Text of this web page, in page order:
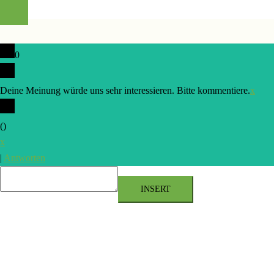
0
Deine Meinung würde uns sehr interessieren. Bitte kommentiere.x
()
x
| Antworten
INSERT